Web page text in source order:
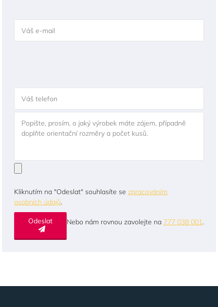
Váš e-mail
Váš telefon
Popište, prosím, o jaký výrobek máte zájem, případně
doplňte orientační rozměry a počet kusů.
Kliknutím na "Odeslat" souhlasíte sezpracováním
osobních údajů.
Nebo nám rovnou zavolejte na 777 038 001.